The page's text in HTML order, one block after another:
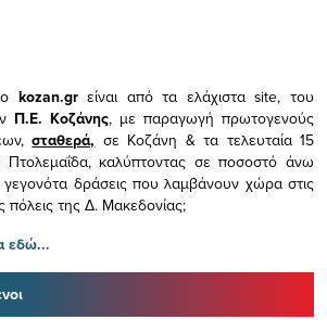
kozan.gr είναι από τα ελάχισταsite, του
Π.Ε. Κοζάνης, με παραγωγή πρωτογενούς
σταθερά, σε Κοζάνη & τα τελευταία 15
Πτολεμαΐδα, καλύπτοντας σε ποσοστό άνω
δράσεις που λαμβάνουν χώρα στις
πόλεις της Δ. Μακεδονίας;
εδώ...